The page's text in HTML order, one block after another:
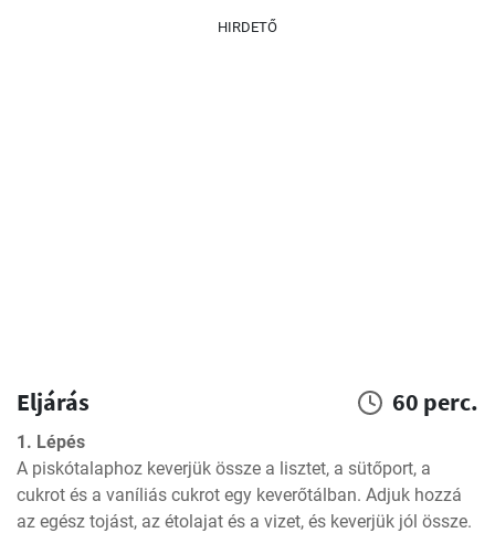
HIRDETŐ
Eljárás 60 perc.
1. Lépés
A piskótalaphoz keverjük össze a lisztet, a sütőport, a
cukrot és a vaníliás cukrot egy keverőtálban. Adjuk hozzá
az egész tojást, az étolajat és a vizet, és keverjük jól össze.